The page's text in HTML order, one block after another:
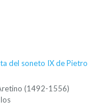
del soneto IX de Pietro
(1492-1556)